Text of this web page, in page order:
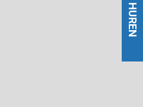
HUREN